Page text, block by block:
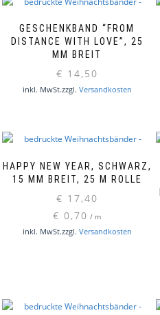
GESCHENKBAND “FROM
DISTANCE WITH LOVE”, 25
MM BREIT
€ 14,50
inkl. MwSt.zzgl. Versandkosten
HAPPY NEW YEAR, SCHWARZ,
15 MM BREIT, 25 M ROLLE
€ 17,40
€ 0,70 / m
inkl. MwSt.zzgl. Versandkosten